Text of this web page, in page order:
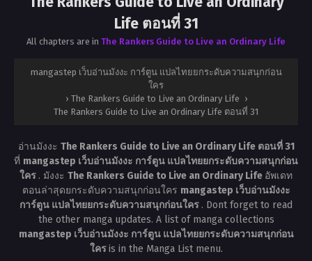
Life ตอนที่ 31
All chapters are in The Rankers Guide to Live an Ordinary Life
mangastep เว็บอ่านมังงะ การ์ตูน แปลไทยยกระดับความสนุกก่อน
ใคร
› The Rankers Guide to Live an Ordinary Life ›
The Rankers Guide to Live an Ordinary Life ตอนที่ 31
อ่านมังงะ The Rankers Guide to Live an Ordinary Life ตอนที่ 31
ที่ mangastep เว็บอ่านมังงะ การ์ตูน แปลไทยยกระดับความสนุกก่อน
ใคร . มังงะ The Rankers Guide to Live an Ordinary Life อัพเดท
ตอนล่าสุดยกระดับความสนุกก่อนใคร mangastep เว็บอ่านมังงะ
การ์ตูน แปลไทยยกระดับความสนุกก่อนใคร . Dont forget to read
the other manga updates. A list of manga collections
mangastep เว็บอ่านมังงะ การ์ตูน แปลไทยยกระดับความสนุกก่อน
ใครis in the Manga List menu.